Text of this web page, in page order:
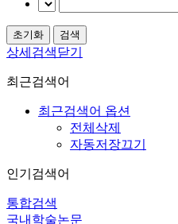
상세검색닫기
최근검색어
최근검색어 옵션
전체삭제
자동저장끄기
인기검색어
통합검색
국내학술논문